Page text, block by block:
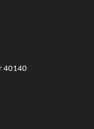
40140